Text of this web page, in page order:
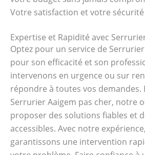
Votre satisfaction et votre
Expertise et Rapidité avec
Optez pour un service de
pour son efficacité et son
intervenons en urgence ou sur
répondre à toutes vos demandes.
Serrurier Aaigem pas cher, notre
proposer des solutions fiables et
accessibles. Avec notre
garantissons une intervention